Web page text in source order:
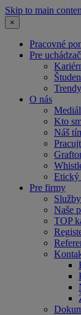
Skip to main
×
Pracovné
Pre
O nás
Kto
Náš
Etický
Pre firmy
Služby
Naše
TOP